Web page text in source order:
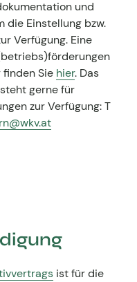
und
die Einstellung bzw.
Verfügung. Eine
Sie hier. Das
gerne für
zur Verfügung: T
ist für die